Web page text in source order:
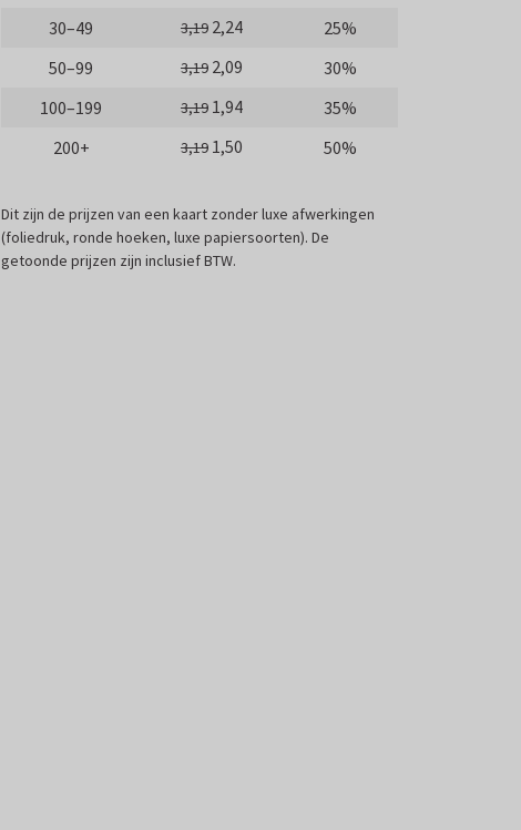
30–49
3,19 2,24
25%
50–99
3,19 2,09
30%
100–199
3,19 1,94
35%
200+
3,19 1,50 50%
Dit zijn de prijzen van een kaart zonder luxe afwerkingen
(foliedruk, ronde hoeken, luxe papiersoorten). De
getoonde prijzen zijn inclusief BTW.